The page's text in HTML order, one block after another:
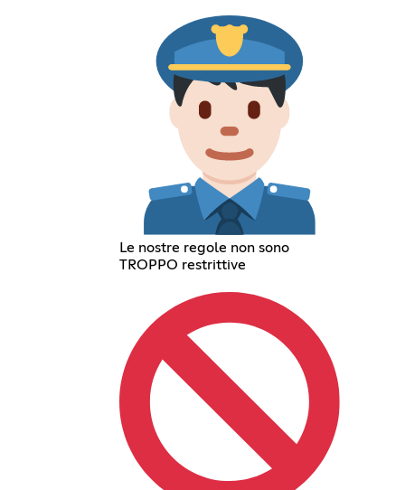
Le nostre regole non sono
TROPPO restrittive